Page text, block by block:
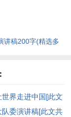
讲稿200字(精选多
界走进中国[此文
委演讲稿[此文共